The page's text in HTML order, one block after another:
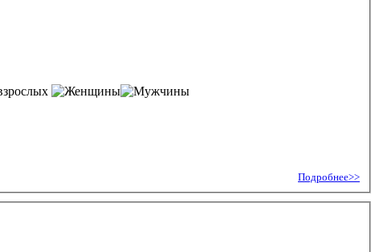
Подробнее>>